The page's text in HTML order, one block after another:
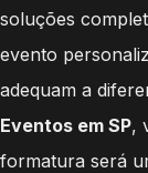
soluções
evento
adequam a
Eventos em SP,
formatura será